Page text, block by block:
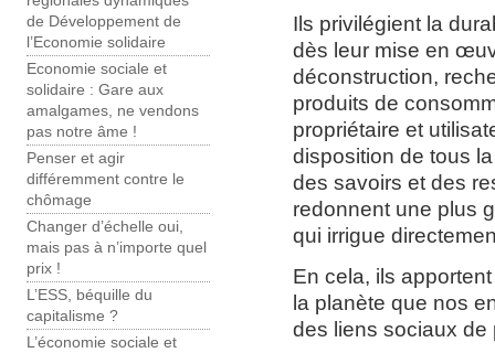
de Développement de
l’Economie solidaire
Economie sociale et
solidaire : Gare aux
amalgames, ne vendons
pas notre âme !
Penser et agir
différemment contre le
chômage
Changer d’échelle oui,
mais pas à n’importe quel
prix !
L’ESS, béquille du
capitalisme ?
L’économie sociale et
Ils privilégient la
dès leur mise en
déconstruction,
produits de
propriétaire et
disposition de tous
des savoirs et des
redonnent une plus
qui irrigue
En cela, ils
la planète que nos
des liens sociaux de